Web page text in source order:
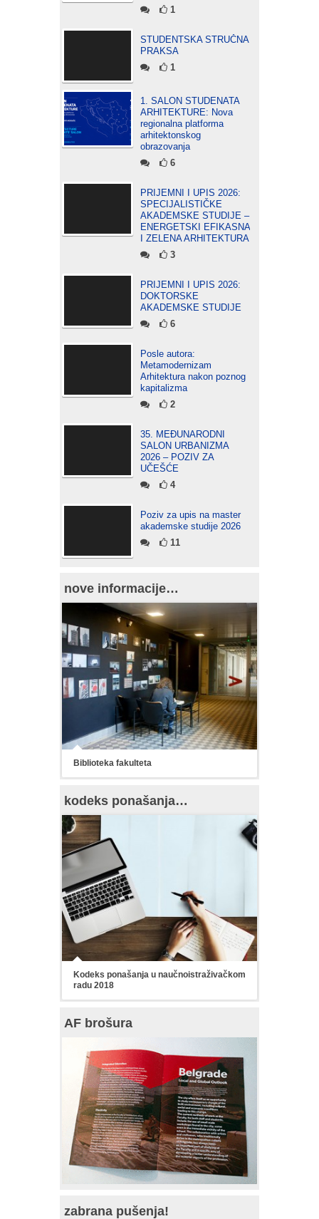
1
STUDENTSKA STRUČNA
PRAKSA
1
1. SALON STUDENATA
ARHITEKTURE: Nova
regionalna platforma
arhitektonskog
obrazovanja
6
PRIJEMNI I UPIS 2026:
SPECIJALISTIČKE
AKADEMSKE STUDIJE –
ENERGETSKI EFIKASNA
I ZELENA ARHITEKTURA
3
PRIJEMNI I UPIS 2026:
DOKTORSKE
AKADEMSKE STUDIJE
6
Posle autora:
Metamodernizam
Arhitektura nakon poznog
kapitalizma
2
35. MEĐUNARODNI
SALON URBANIZMA
2026 – POZIV ZA
UČEŠĆE
4
Poziv za upis na master
akademske studije 2026
11
nove informacije…
Biblioteka fakulteta
kodeks ponašanja…
Kodeks ponašanja u naučnoistraživačkom
radu 2018
AF brošura
zabrana pušenja!